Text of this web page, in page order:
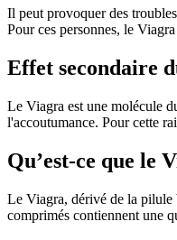
Il peut provoquer des
Pour ces personnes, le
Effet secondaire
Le Viagra est une molécule
l'accoutumance. Pour cette
Qu’est-ce que le
Le Viagra, dérivé de la pilule
comprimés contiennent une